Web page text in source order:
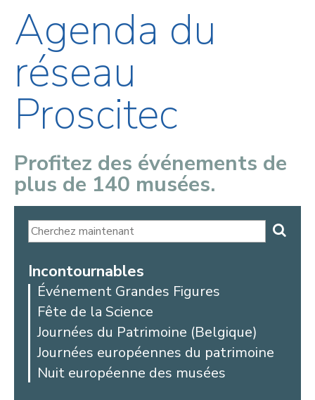
Agenda du
réseau
Proscitec
Profitez des événements de
plus de 140 musées.
Incontournables
Événement Grandes Figures
Fête de la Science
Journées du Patrimoine (Belgique)
Journées européennes du patrimoine
Nuit européenne des musées